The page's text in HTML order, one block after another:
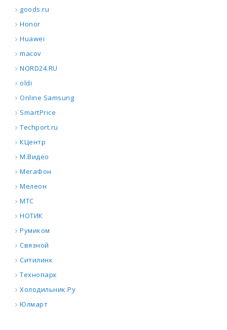
goods.ru
Honor
Huawei
macov
NORD24.RU
oldi
Online Samsung
SmartPrice
Techport.ru
КЦентр
М.Видео
МегаФон
Мелеон
МТС
НОТИК
Румиком
Связной
Ситилинк
Технопарк
Холодильник.Ру
Юлмарт